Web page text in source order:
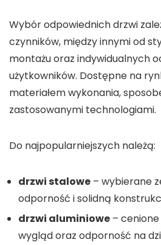
Wybór odpowiednich drzwi
czynników, między innymi od
montażu oraz indywidualnych
użytkowników. Dostępne na
materiałem wykonania,
zastosowanymi technologiami.
Do najpopularniejszych należą:
drzwi stalowe – wybierane
odporność i solidną
drzwi aluminiowe –
wygląd oraz odporność na